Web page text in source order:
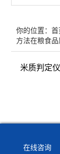
你的位置：首
方法在粮食
米质判定
质检测设备
在线咨询